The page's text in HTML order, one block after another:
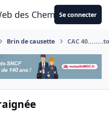
des CheminotsSe connecter
Brin de causette CAC